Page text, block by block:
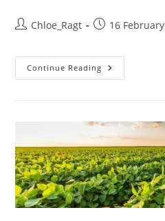
Chloe_Ragt 16
Continue Reading